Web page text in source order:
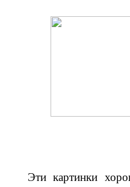
Эти картинки